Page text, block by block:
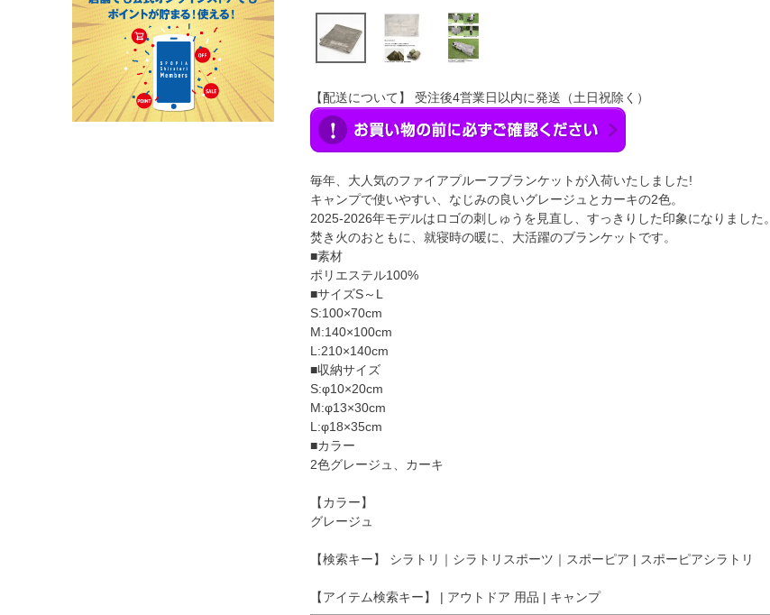
【配送について】 受注後4営業日以内に発送（土日祝除く）
毎年、大人気のファイアプルーフブランケットが入荷いたしました!
キャンプで使いやすい、なじみの良いグレージュとカーキの2色。
2025-2026年モデルはロゴの刺しゅうを見直し、すっきりした印象になりました。
焚き火のおともに、就寝時の暖に、大活躍のブランケットです。
■素材
ポリエステル100%
■サイズS～L
S:100×70cm
M:140×100cm
L:210×140cm
■収納サイズ
S:φ10×20cm
M:φ13×30cm
L:φ18×35cm
■カラー
2色グレージュ、カーキ
【カラー】
グレージュ
【検索キー】 シラトリ｜シラトリスポーツ｜スポーピア | スポーピアシラトリ
【アイテム検索キー】 | アウトドア 用品 | キャンプ